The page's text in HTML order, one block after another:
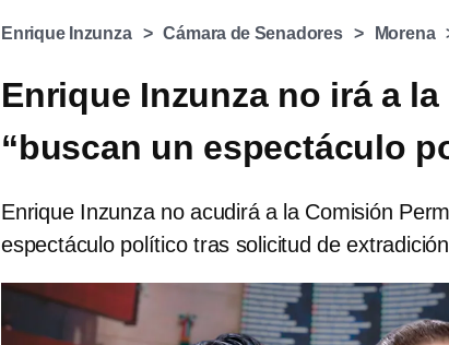
Enrique Inzunza Cámara de Senadores Morena
Enrique Inzunza no irá a
“buscan un espectáculo
Enrique Inzunza no acudirá a la Comisión
espectáculo político tras solicitud de